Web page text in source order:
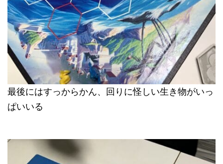
最後にはすっからかん、回りに怪しい生き物がいっ
ぱいいる